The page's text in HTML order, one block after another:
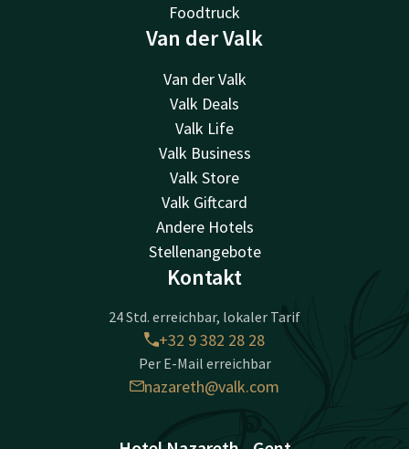
Foodtruck
Van der Valk
Van der Valk
Valk Deals
Valk Life
Valk Business
Valk Store
Valk Giftcard
Andere Hotels
Stellenangebote
Kontakt
24 Std. erreichbar, lokaler Tarif
+32 9 382 28 28
Per E-Mail erreichbar
nazareth@valk.com